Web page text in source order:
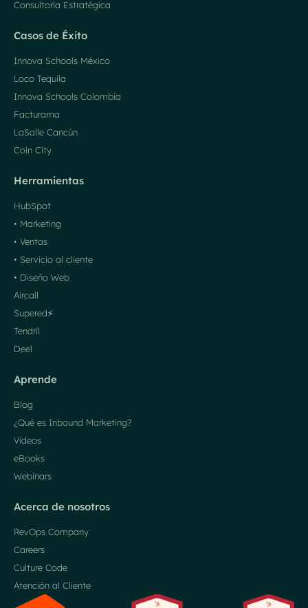
Consultoría Estratégica
Casos de Éxito
Innova Schools México
Loco Tequila
Innova Schools Colombia
Facturama
LaSalle Cancún
Coin City
Herramientas
HubSpot
• Marketing
• Ventas
• Servicio al cliente
• Diseño Web
Aircall
Supered⚡️
Tendril
Deel
Aprende
Blog
¿Qué es Inbound Marketing?
Videos
eBooks
Webinars
Acerca de nosotros
RevOps Company
Careers
Culture Code
Atención al Cliente